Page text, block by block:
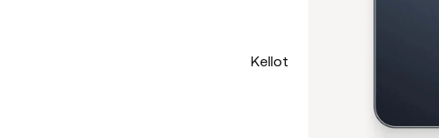
Kellot